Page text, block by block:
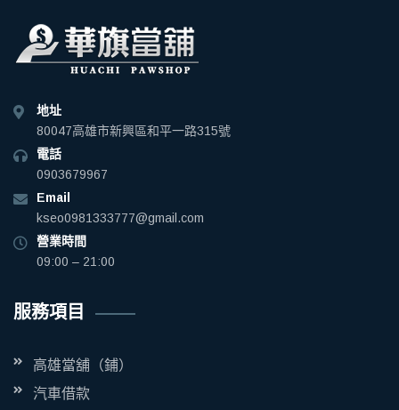
地址
80047高雄市新興區和平一路315號
電話
0903679967
Email
kseo0981333777@gmail.com
營業時間
09:00 – 21:00
服務項目
高雄當舖（鋪）
汽車借款